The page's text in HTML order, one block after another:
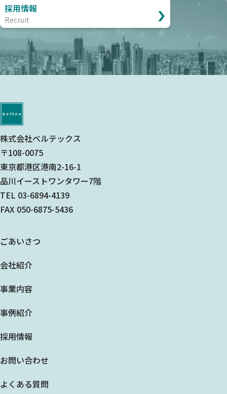
採用情報
Recruit
株式会社ベルテックス
〒108-0075
東京都港区港南2-16-1
品川イーストワンタワー7階
TEL 03-6894-4139
FAX 050-6875-5436
ごあいさつ
会社紹介
事業内容
事例紹介
採用情報
お問い合わせ
よくある質問